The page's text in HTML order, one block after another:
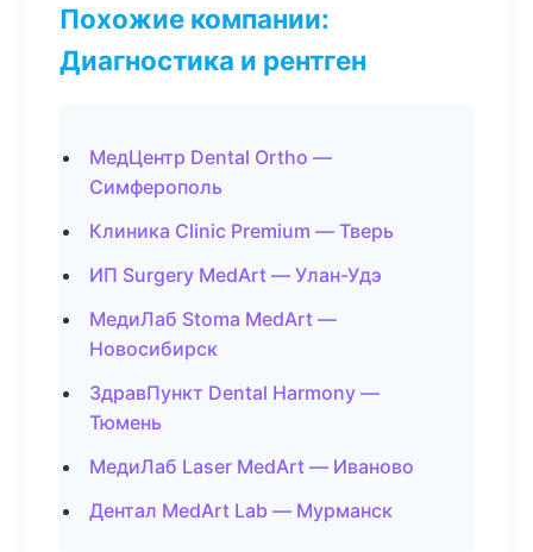
Похожие компании:
Диагностика и рентген
МедЦентр Dental Ortho —
Симферополь
Клиника Clinic Premium — Тверь
ИП Surgery MedArt — Улан-Удэ
МедиЛаб Stoma MedArt —
Новосибирск
ЗдравПункт Dental Harmony —
Тюмень
МедиЛаб Laser MedArt — Иваново
Дентал MedArt Lab — Мурманск